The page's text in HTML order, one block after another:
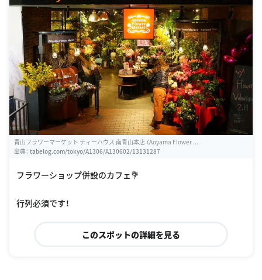
青山フラワーマーケット ティーハウス 南青山本店 （Aoyama Flower ...
出典： tabelog.com/tokyo/A1306/A130602/13131287
フラワーショップ併設のカフェ💐
行列必須です！
このスポットの詳細を見る